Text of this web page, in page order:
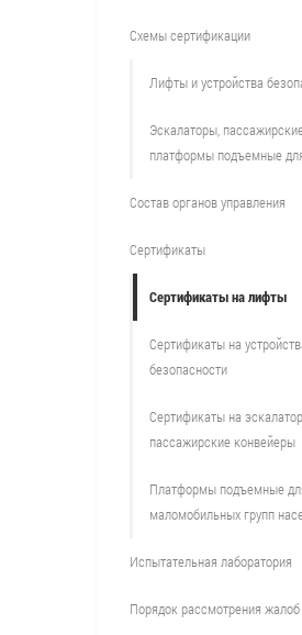
Схемы сертификации
Лифты и устройства
Эскалаторы,
платформы подъемные
Состав органов управления
Сертификаты
Сертификаты на лифты
Сертификаты на
безопасности
Сертификаты на
пассажирские конвейеры
Платформы подъемные
маломобильных групп
Испытательная лаборатория
Порядок рассмотрения жалоб